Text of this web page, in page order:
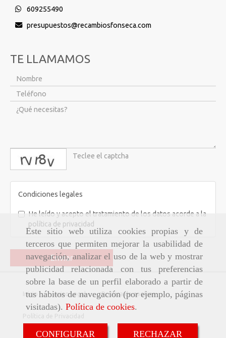
Este sitio web utiliza cookies propias y de
terceros que permiten mejorar la usabilidad de
navegación, analizar el uso de la web y mostrar
publicidad relacionada con tus preferencias
sobre la base de un perfil elaborado a partir de
tus hábitos de navegación (por ejemplo, páginas
visitadas). Política de cookies.
CONFIGURAR RECHAZAR
609255490
presupuestos
recambiosfonseca.com
TE LLAMAMOS
captcha
Condiciones legales
He leído y acepto el tratamiento de los datos acorde a la
política de privacidad
Enviar
Inicio Aviso Legal Política de cookies
Política de Privacidad